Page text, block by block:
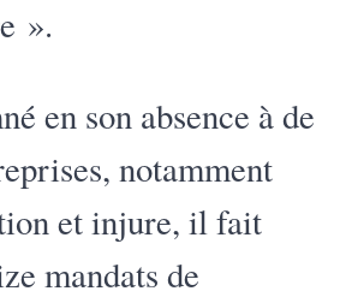
».
en son absence à de
notamment
et injure, il fait
mandats de